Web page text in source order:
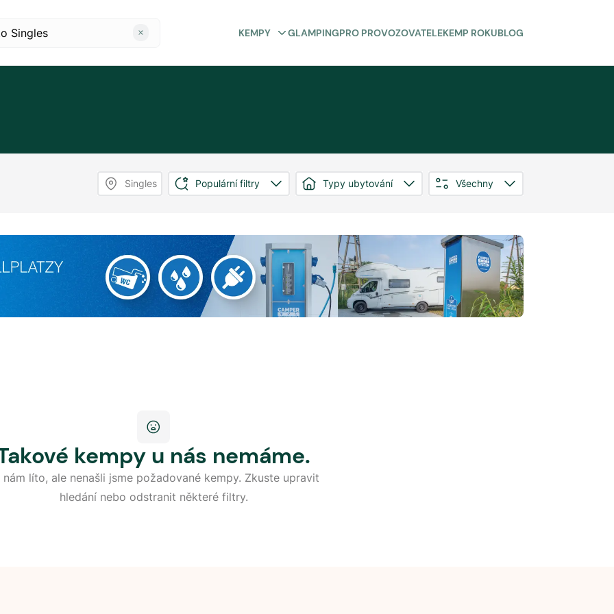
KEMPY GLAMPINGPRO PROVOZOVATELEKEMP ROKUBLOG
Singles Populární filtry Typy ubytování Všechny
kempy u nás nemáme.
nám líto, ale nenašli jsme požadované kempy. Zkuste upravit
hledání nebo odstranit některé filtry.